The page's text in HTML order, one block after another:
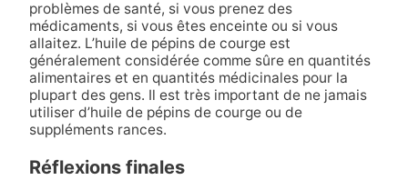
problèmes de santé, si vous prenez des
médicaments, si vous êtes enceinte ou si vous
allaitez. L’huile de pépins de courge est
généralement considérée comme sûre en quantités
alimentaires et en quantités médicinales pour la
plupart des gens. Il est très important de ne jamais
utiliser d’huile de pépins de courge ou de
suppléments rances.
Réflexions finales